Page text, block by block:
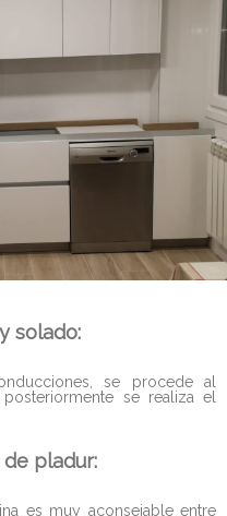
solado:
se procede al
se realiza el
pladur:
es muy aconsejable entre